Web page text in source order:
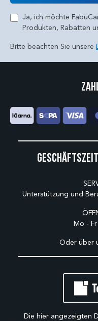
Ja, ich möchte
Produkten, Rabatten
Bitte beachten Sie unsere
Unterstützung und
Mo -
Oder über
Die hier angezeigten